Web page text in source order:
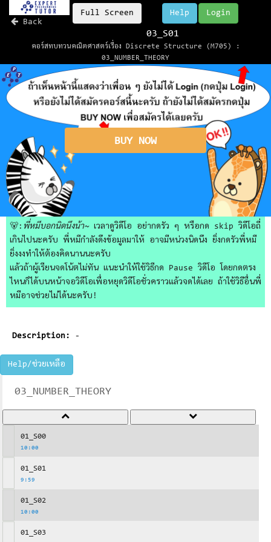
Back
Full Screen Login
Help
03_S01
คอร์สทบทวนคณิตศาสตร์เรื่อง Discrete Structure (M705) :
03_NUMBER_THEORY
BUY NOW
🐻: พี่หมีบอกนิดนึงน้า~เวลาดูวิดีโอ อย่ากดรัว ๆ หรือกด skip วิดีโอถี่
เกินไปนะครับ พี่หมีกำลังดึงข้อมูลมาให้ อาจมีหน่วงนิดนึง ยิ่งกดรัวพี่หมี
ยิ่งงงทำให้ต้องคิดนานนะครับ
แล้วถ้าผู้เรียนจดโน้ตไม่ทัน แนะนำให้ใช้วิธีกด Pause วิดีโอ โดยกดตรง
ไหนก็ได้บนหน้าจอวิดีโอเพื่อหยุดวิดีโอชั่วคราวแล้วจดได้เลย ถ้าใช้วิธีอื่นพี่
หมีอาจช่วยไม่ได้นะครับ!
Description: -
Help/ช่วยเหลือ
03_NUMBER_THEORY
01_S00
10:00
01_S01
9:59
01_S02
10:00
01_S03